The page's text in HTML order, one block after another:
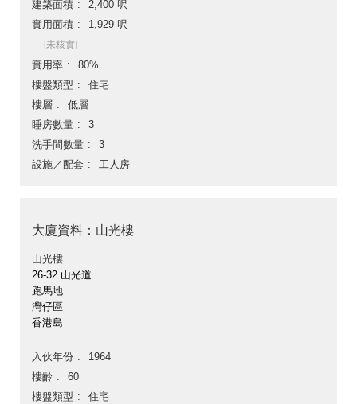
建築面積
2,400 呎
實用面積
1,929 呎
[未核實]
實用率
80%
樓盤類型
住宅
樓層
低層
睡房數量
3
洗手間數量
3
設施／配套
工人房
大廈資料：山光樓
山光樓
26-32 山光道
跑馬地
灣仔區
香港島
入伙年份
1964
樓齡
60
樓盤類型
住宅